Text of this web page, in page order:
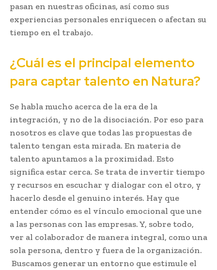
pasan en nuestras oficinas, así como sus
experiencias personales enriquecen o afectan su
tiempo en el trabajo.
¿Cuál es el principal elemento
para captar talento en Natura?
Se habla mucho acerca de la era de la
integración, y no de la disociación. Por eso para
nosotros es clave que todas las propuestas de
talento tengan esta mirada. En materia de
talento apuntamos a la proximidad. Esto
significa estar cerca. Se trata de invertir tiempo
y recursos en escuchar y dialogar con el otro, y
hacerlo desde el genuino interés. Hay que
entender cómo es el vínculo emocional que une
a las personas con las empresas. Y, sobre todo,
ver al colaborador de manera integral, como una
sola persona, dentro y fuera de la organización.
Buscamos generar un entorno que estimule el